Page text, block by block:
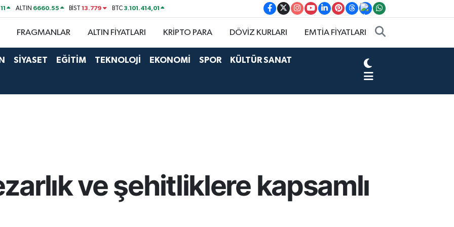
ALTIN 6660.55 BİST13.779 BTC3.101.414,01
FRAGMANLAR ALTIN FİYATLARI KRİPTO PARA DÖVİZ KURLARI EMTİA FİYATLARI
SİYASET EĞİTİM TEKNOLOJİ EKONOMİ SPOR KÜLTÜR SANAT
ve şehitliklere kapsamlı